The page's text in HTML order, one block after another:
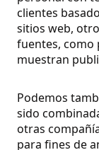
clientes
sitios web,
fuentes, como
muestran
Podemos
sido
otras
para fines de